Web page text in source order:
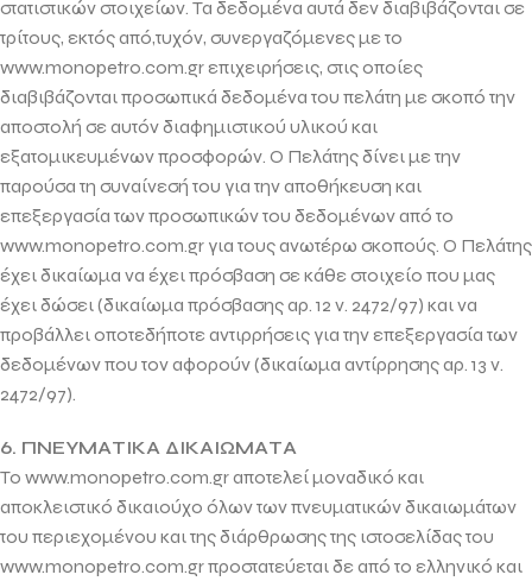
στατιστικών στοιχείων. Τα δεδομένα αυτά δεν διαβιβάζονται σε
τρίτους, εκτός από,τυχόν, συνεργαζόμενες με το
www.monopetro.com.gr επιχειρήσεις, στις οποίες
διαβιβάζονται προσωπικά δεδομένα του πελάτη με σκοπό την
αποστολή σε αυτόν διαφημιστικού υλικού και
εξατομικευμένων προσφορών. Ο Πελάτης δίνει με την
παρούσα τη συναίνεσή του για την αποθήκευση και
επεξεργασία των προσωπικών του δεδομένων από το
www.monopetro.com.gr για τους ανωτέρω σκοπούς. Ο Πελάτης
έχει δικαίωμα να έχει πρόσβαση σε κάθε στοιχείο που μας
έχει δώσει (δικαίωμα πρόσβασης αρ. 12 ν. 2472/97) και να
προβάλλει οποτεδήποτε αντιρρήσεις για την επεξεργασία των
δεδομένων που τον αφορούν (δικαίωμα αντίρρησης αρ. 13 ν.
2472/97).
6. ΠΝΕΥΜΑΤΙΚΑ ΔΙΚΑΙΩΜΑΤΑ
Το www.monopetro.com.gr αποτελεί μοναδικό και
αποκλειστικό δικαιούχο όλων των πνευματικών δικαιωμάτων
του περιεχομένου και της διάρθρωσης της ιστοσελίδας του
www.monopetro.com.gr προστατεύεται δε από το ελληνικό και